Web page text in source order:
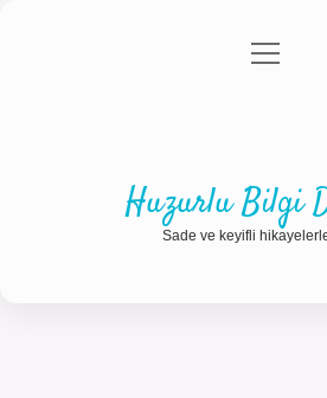
Gizlilik Politikası
menüyü
Huzurlu Bilgi
Sade ve keyifli